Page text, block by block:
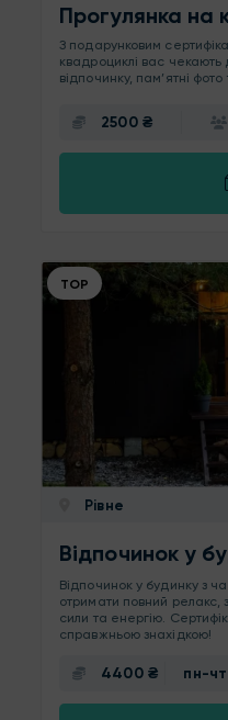
Прогулянка на
З подарунковим
квадроциклі вас
відпочинку, пам’ятні
2500 ₴
ТОР
Рівне
Відпочинок у
Відпочинок у будинку з
отримати повний релакс,
сили та енергію.
справжньою знахідкою!
4400 ₴ пн-чт